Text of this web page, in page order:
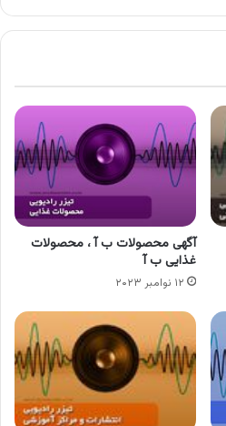
آگهی محصولات ب آ ، محصولات
غذایی ب آ
۱۲ نوامبر ۲۰۲۳